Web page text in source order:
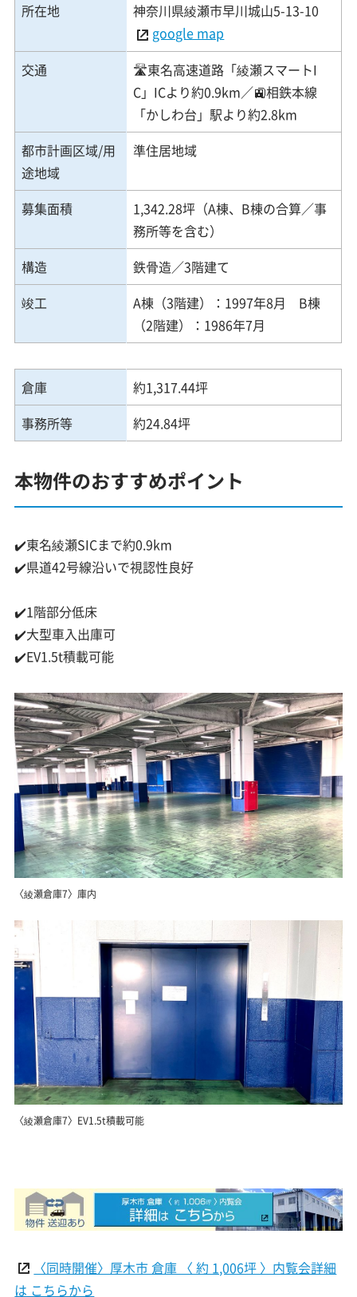
所在地
神奈川県綾瀬市早川城山5-13-10
google map
交通
🛣️東名高速道路「綾瀬スマートI
C」ICより約0.9km／🚉相鉄本線
「かしわ台」駅より約2.8km
都市計画区域/用
途地域
準住居地域
募集面積
1,342.28坪（A棟、B棟の合算／事
務所等を含む）
構造
鉄骨造／3階建て
竣工
A棟（3階建）：1997年8月 B棟
（2階建）：1986年7月
倉庫
約1,317.44坪
事務所等
約24.84坪
本物件のおすすめポイント
✔️東名綾瀬SICまで約0.9km
✔️県道42号線沿いで視認性良好
✔️1階部分低床
✔️大型車入出庫可
✔️EV1.5t積載可能
〈綾瀬倉庫7〉庫内
〈綾瀬倉庫7〉EV1.5t積載可能
〈同時開催〉厚木市 倉庫 〈 約 1,006坪 〉内覧会詳細
は こちらから